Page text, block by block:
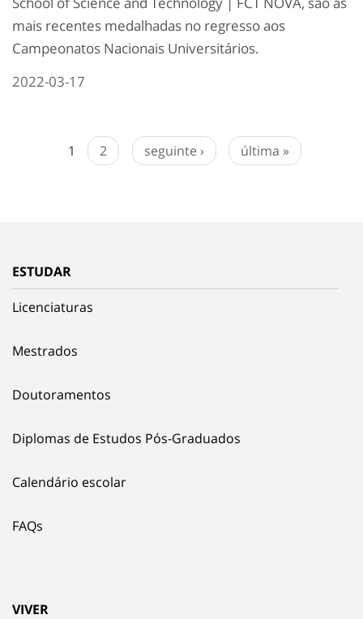
mais recentes medalhadas no regresso aos
Campeonatos Nacionais Universitários.
2022-03-17
1 2 seguinte › última »
ESTUDAR
Licenciaturas
Mestrados
Doutoramentos
Diplomas de Estudos Pós-Graduados
Calendário escolar
FAQs
VIVER